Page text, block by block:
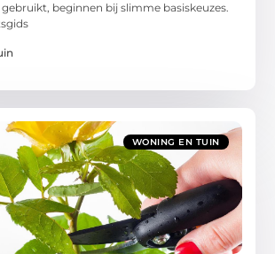
beginnen bij slimme basiskeuzes.
WONING EN TUIN